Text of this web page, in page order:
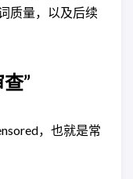
质量，以及后续
”
，也就是常